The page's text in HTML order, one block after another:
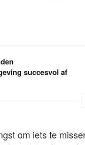
succesvol af
om iets te